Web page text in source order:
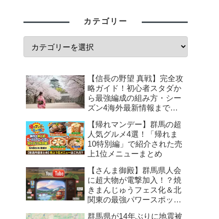
カテゴリー
【信長の野望 真戦】完全攻
略ガイド！初心者スタダか
ら最強編成の組み方・シー
ズン4海外最新情報まで徹
【帰れマンデー】群馬の超
人気グルメ4選！「帰れま
10特別編」で紹介された売
上1位メニューまとめ
【さんま御殿】群馬県人会
に超大物が電撃加入！？焼
きまんじゅうフェス化＆北
関東の最強パワースポット
群馬県が14年ぶりに地震被